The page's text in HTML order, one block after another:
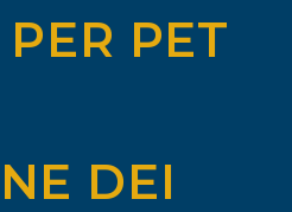
PET
DEI